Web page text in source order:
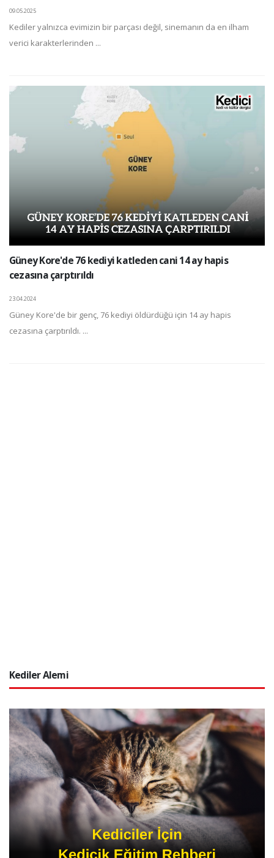
09.05.2025
Kediler yalnızca evimizin bir parçası değil, sinemanın da en ilham
verici karakterlerinden ...
Güney Kore'de 76 kediyi katleden cani 14 ay hapis
cezasına çarptırıldı
23.04.2024
Güney Kore'de bir genç, 76 kediyi öldürdüğü için 14 ay hapis
cezasına çarptırıldı. ...
Kediler Alemi